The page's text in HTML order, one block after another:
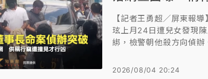
【記者王勇超／屏東報
玹上月24日遭兒女發現
綁，檢警朝他殺方向偵辦
工廠員工，林男到案後供
2026/08/04 20:24